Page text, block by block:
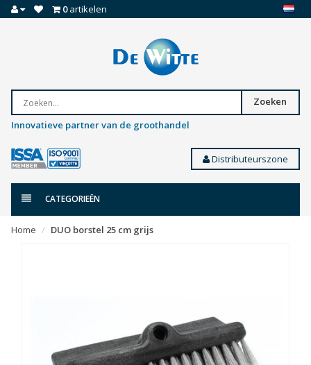
0artikelen
Zoeken
Innovatieve partner van de groothandel
Distributeurszone
CATEGORIEËN
Home DUO borstel 25 cm grijs